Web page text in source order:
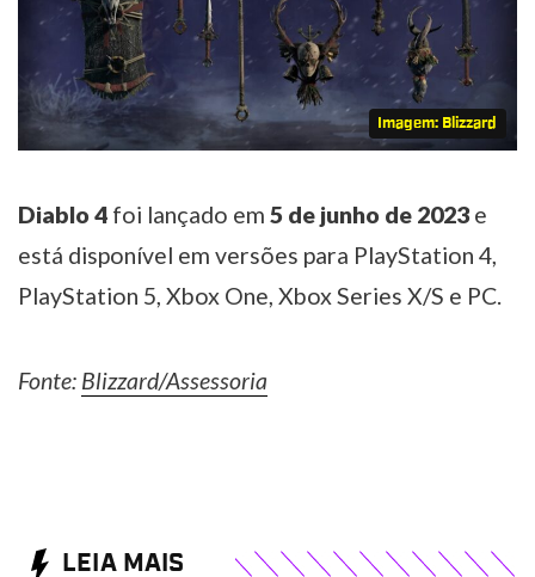
Imagem: Blizzard
Diablo 4 foi lançado em 5 de junho de 2023 e
está disponível em versões para PlayStation 4,
PlayStation 5, Xbox One, Xbox Series X/S e PC.
Fonte: Blizzard/Assessoria
LEIA MAIS